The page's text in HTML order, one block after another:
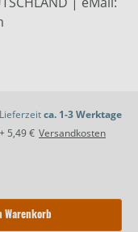
Lieferzeitca. 1-3 Werktage
+ 5,49 € Versandkosten
Warenkorb